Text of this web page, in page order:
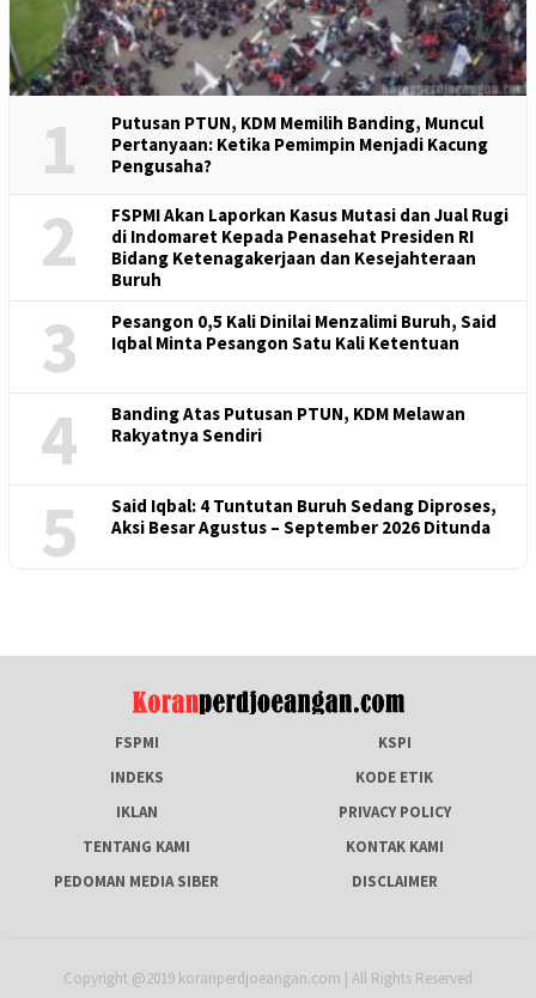
1
Putusan PTUN, KDM Memilih Banding, Muncul
Pertanyaan: Ketika Pemimpin Menjadi Kacung
Pengusaha?
2
FSPMI Akan Laporkan Kasus Mutasi dan Jual Rugi
di Indomaret Kepada Penasehat Presiden RI
Bidang Ketenagakerjaan dan Kesejahteraan
Buruh
3
Pesangon 0,5 Kali Dinilai Menzalimi Buruh, Said
Iqbal Minta Pesangon Satu Kali Ketentuan
4
Banding Atas Putusan PTUN, KDM Melawan
Rakyatnya Sendiri
5
Said Iqbal: 4 Tuntutan Buruh Sedang Diproses,
Aksi Besar Agustus – September 2026 Ditunda
FSPMI
KSPI
INDEKS
KODE ETIK
IKLAN
PRIVACY POLICY
TENTANG KAMI
KONTAK KAMI
PEDOMAN MEDIA SIBER
DISCLAIMER
Copyright @2019 koranperdjoeangan.com | All Rights Reserved